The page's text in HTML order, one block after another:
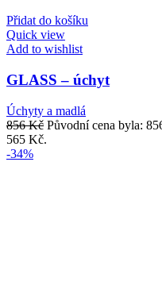
Přidat do košíku
Quick view
Add to wishlist
GLASS – úchyt
Úchyty a madlá
856Kč Původní cena byla:
565 Kč.
-34%